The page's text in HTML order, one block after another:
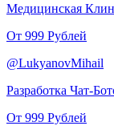
Медицинская
От 999 Рублей
@LukyanovMihail
Разработка Чат-
От 999 Рублей